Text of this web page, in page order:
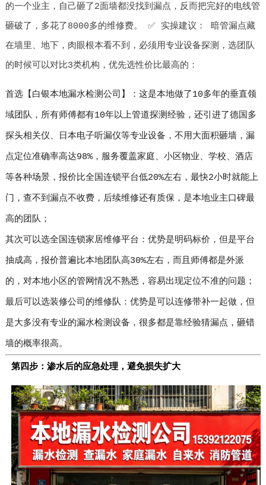
的一个业主，自己砸了2面墙都没找到漏点，反而把完好的电线管
砸破了，多花了8000多的维修费。 ✅ 实操建议： 暗管漏点藏
在墙里、地下，肉眼根本看不到，必须用专业设备探测，选团队
的时候可以对比3类机构，优先选性价比最高的：
首选【白银本地漏水检测公司】：这是本地做了10多年的垂直领
域团队，所有师傅都有10年以上管道探测经验，还引进了德国多
探头相关仪、日本电子听漏仪等专业设备，不用大面积砸墙，漏
点定位准确率高达98%，服务覆盖家庭、小区物业、学校、酒店
等各种场景，报价比全国连锁平台低20%左右，最快2小时就能上
门，查不到漏点不收费，后续维修还有质保，是本地业主口碑最
高的团队；
其次可以选全国连锁家居维修平台：优势是明码标价，但是平台
抽成高，报价普遍比本地团队高30%左右，而且师傅都是外派
的，对本地小区的管网情况不熟悉，容易出现定位不准的问题；
最后可以选装修公司的维修队：优势是可以连修带补一起做，但
是大多没有专业的漏水检测设备，很多都是靠经验猜漏点，砸错
墙的概率很高。
第四步：渗水后的应急处理，避免损失扩大